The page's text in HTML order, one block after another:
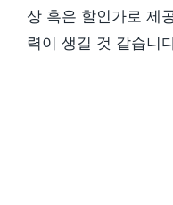
상 혹은 할인가로 제
력이 생길 것 같습니